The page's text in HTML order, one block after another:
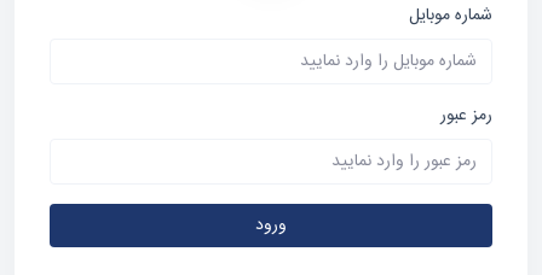
شماره موبایل
رمز عبور
ورود